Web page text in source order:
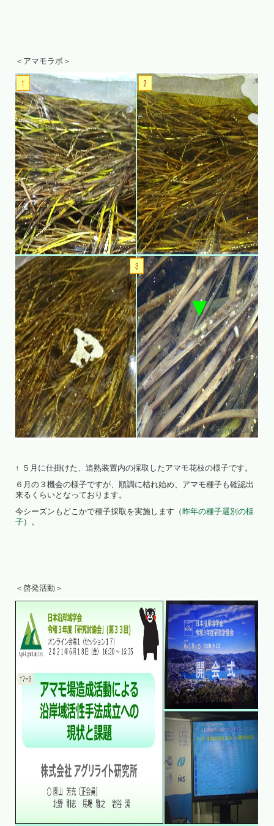
＜アマモラボ＞
↑ ５月に仕掛けた、追熟装置内の採取したアマモ花枝の様子です。
６月の３機会の様子ですが、順調に枯れ始め、アマモ種子も確認出
来るくらいとなっております。
今シーズンもどこかで種子採取を実施します（昨年の種子選別の様
子）。
＜啓発活動＞